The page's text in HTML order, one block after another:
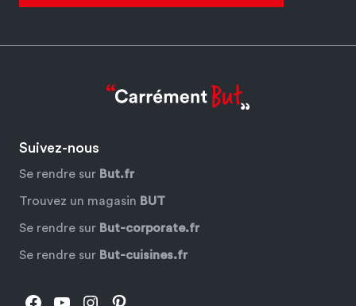
Suivez-nous
Se rendre sur But.fr
Trouvez un magasin BUT
Se rendre sur But-corporate.fr
Se rendre sur But-cuisines.fr
Facebook
YouTube
Instagram
Pinterest